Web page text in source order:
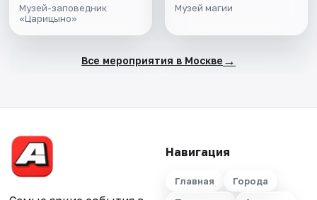
Музей-заповедник
«Царицыно»
Музей магии
Все мероприятия в Москве →
Навигация
Главная
Города